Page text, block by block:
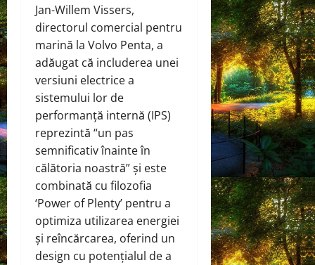
Jan-Willem Vissers,
directorul comercial pentru
marină la Volvo Penta, a
adăugat că includerea unei
versiuni electrice a
sistemului lor de
performanță internă (IPS)
reprezintă “un pas
semnificativ înainte în
călătoria noastră” și este
combinată cu filozofia
‘Power of Plenty’ pentru a
optimiza utilizarea energiei
și reîncărcarea, oferind un
design cu potențialul de a